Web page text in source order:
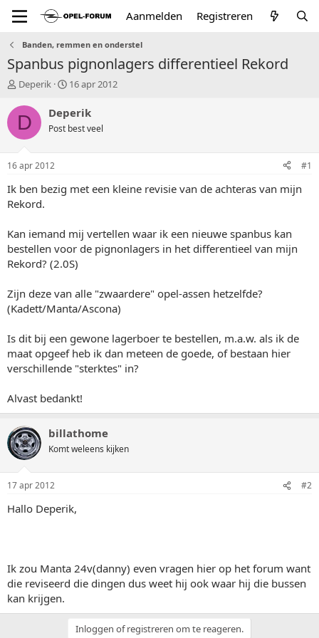
Aanmelden Registreren
Banden, remmen en onderstel
Spanbus pignonlagers differentieel Rekord
T
p
a
r
t
e
Deperik
S
a
r
t
u
16 apr 2012
D Deperik
Post best veel
16 apr 2012 #1
Ik ben bezig met een kleine revisie van de achteras van mijn
Rekord.
Kan iemand mij vertellen waar ik een nieuwe spanbus kan
bestellen voor de pignonlagers in het differentieel van mijn
Rekord? (2.0S)
Zijn deze van alle "zwaardere" opel-assen hetzelfde?
(Kadett/Manta/Ascona)
Is dit bij een gewone lagerboer te bestellen, m.a.w. als ik de
maat opgeef heb ik dan meteen de goede, of bestaan hier
verschillende "sterktes" in?
Alvast bedankt!
billathome
Komt weleens kijken
17 apr 2012 #2
Hallo Deperik,
Ik zou Manta 24v(danny) even vragen hier op het forum want
die reviseerd die dingen dus weet hij ook waar hij die bussen
kan krijgen.
Inloggen of registreren om te reageren.